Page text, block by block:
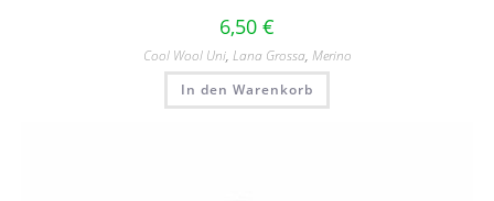
6,50 €
Cool Wool Uni, Lana Grossa, Merino
In den Warenkorb